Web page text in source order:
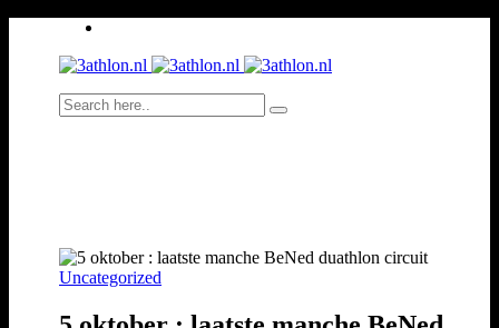
Uncategorized